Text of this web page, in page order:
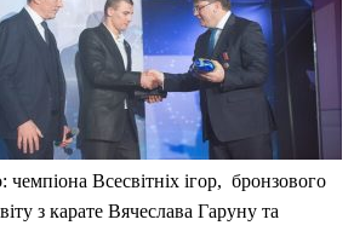
Всесвітніх ігор, бронзового
з карате Вячеслава Гаруну та